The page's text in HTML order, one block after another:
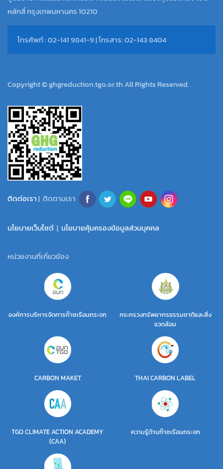
หลักสี่ กรุงเทพมหานคร 10210
โทรศัพท์ : 02-141 9841-9 | โทรสาร: 02-143 8404
Copyright © ghgreduction.tgo.or.th All Rights Reserved.
ติดต่อเรา| ติดตามเรา
นโยบายเว็บไซต์ | นโยบายคุ้มครองข้อมูลส่วนบุคคล
หน่วยงานที่เกี่ยวข้อง
องค์การบริหารจัดการก๊าซเรือนกระจก
กระทรวงทรัพยากรธรรมชาติและสิ่ง
แวดล้อม
CARBON MAKET THAI CARBON LABEL
TGO CLIMATE ACTION ACADEMY
(CAA)
ความรู้ด้านก๊าซเรือนกระจก